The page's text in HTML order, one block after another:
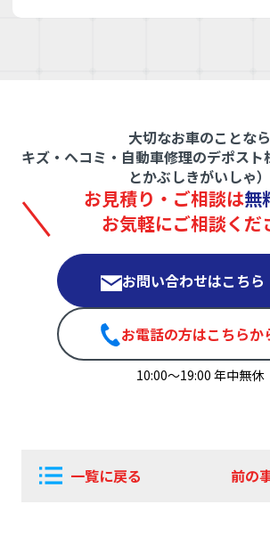
大切なお車のことなら
キズ・ヘコミ・自動車修理のデポスト
とかぶしきがいしゃ）
お見積り・ご相談は無
お気軽にご相談くだ
お問い合わせはこちら
お電話の方はこちらか
10:00〜19:00 年中無休
一覧に戻る 前の